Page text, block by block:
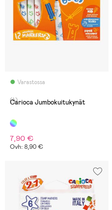
Varastossa
(4)
Carioca Jumbokuitukynät
7,90 €
Ovh: 8,90 €